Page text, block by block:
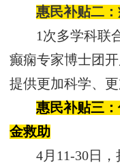
惠民补贴二
1次多学科联
癫痫专家博士团
提供更加科学、
惠民补贴三：
金救助
4月11-30日